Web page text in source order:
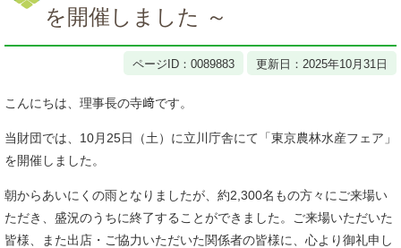
を開催しました ～
ページID：0089883 更新日：2025年10月31日
こんにちは、理事長の寺﨑です。
当財団では、10月25日（土）に立川庁舎にて「東京農林水産フェア」
を開催しました。
朝からあいにくの雨となりましたが、約2,300名もの方々にご来場い
ただき、盛況のうちに終了することができました。ご来場いただいた
皆様、また出店・ご協力いただいた関係者の皆様に、心より御礼申し